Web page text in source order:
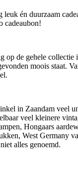
leuk én duurzaam
cadeaubon!
op de gehele collectie
moois staat.
in Zaandam veel
veel kleinere
Hongaars
West Germany
alles genoemd.